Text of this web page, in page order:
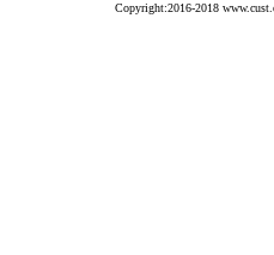
Copyright:2016-2018